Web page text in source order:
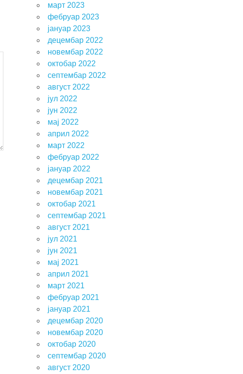
март 2023
фебруар 2023
јануар 2023
децембар 2022
новембар 2022
октобар 2022
септембар 2022
август 2022
јул 2022
јун 2022
мај 2022
април 2022
март 2022
фебруар 2022
јануар 2022
децембар 2021
новембар 2021
октобар 2021
септембар 2021
август 2021
јул 2021
јун 2021
мај 2021
април 2021
март 2021
фебруар 2021
јануар 2021
децембар 2020
новембар 2020
октобар 2020
септембар 2020
август 2020